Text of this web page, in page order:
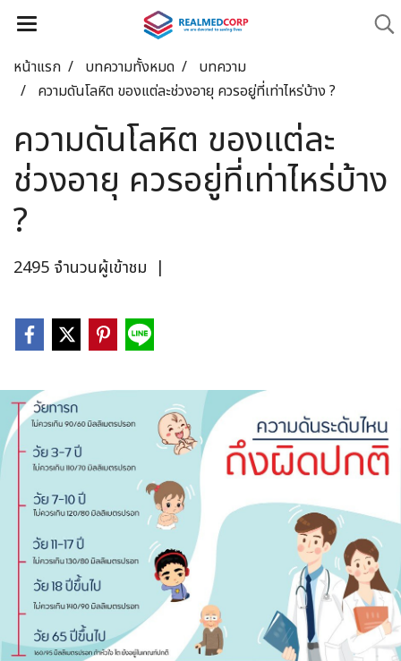
หน้าแรก บทความทั้งหมด
บทความ
ความดันโลหิต ของแต่ละช่วงอายุ ควรอยู่ที่เท่าไหร่บ้าง ?
ความดันโลหิต ของแต่ละ
ช่วงอายุ ควรอยู่ที่เท่าไหร่บ้าง
?
2495 จำนวนผู้เข้าชม |